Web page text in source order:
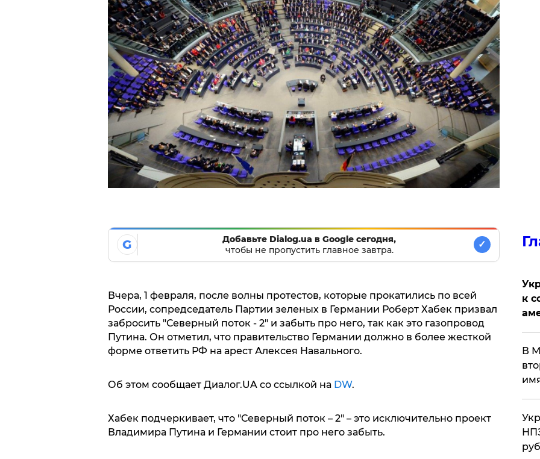
G
Добавьте Dialog.ua в Google сегодня,
чтобы не пропустить главное завтра.
✓
Вчера, 1 февраля, после волны протестов, которые прокатились по всей
России, сопредседатель Партии зеленых в Германии Роберт Хабек призвал
забросить "Северный поток - 2" и забыть про него, так как это газопровод
Путина. Он отметил, что правительство Германии должно в более жесткой
форме ответить РФ на арест Алексея Навального.
Об этом сообщает Диалог.UA со ссылкой на DW.
Хабек подчеркивает, что "Северный поток – 2" – это исключительно проект
Владимира Путина и Германии стоит про него забыть.
к
В